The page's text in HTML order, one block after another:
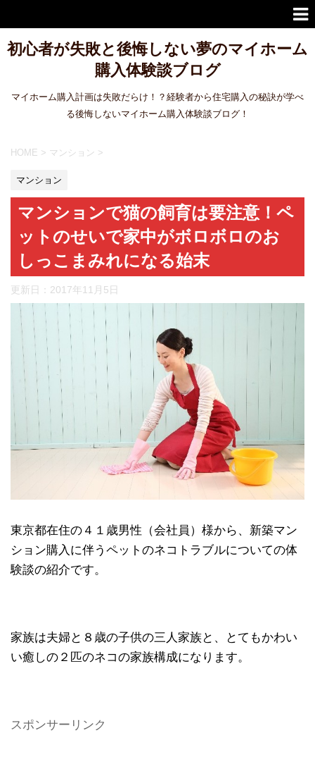
初心者が失敗と後悔しない夢のマイホーム
購入体験談ブログ
マイホーム購入計画は失敗だらけ！？経験者から住宅購入の秘訣が学べ
る後悔しないマイホーム購入体験談ブログ！
HOME > マンション >
マンション
マンションで猫の飼育は要注意！ペ
ットのせいで家中がボロボロのお
しっこまみれになる始末
更新日： 2017年11月5日
東京都在住の４１歳男性（会社員）様から、新築マン
ション購入に伴うペットのネコトラブルについての体
験談の紹介です。
家族は夫婦と８歳の子供の三人家族と、とてもかわい
い癒しの２匹のネコの家族構成になります。
スポンサーリンク